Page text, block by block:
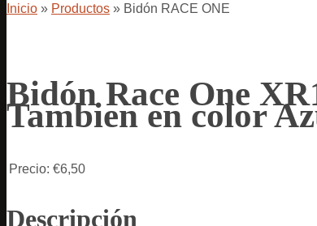
Inicio » Productos » Bidón RACE ONE
Bidón Race One
Tambien en color
Precio: €6,50
Descripción